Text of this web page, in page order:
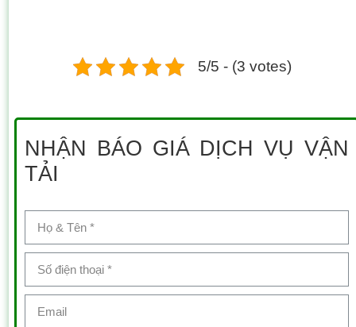
5/5 - (3 votes)
NHẬN BÁO GIÁ DỊCH VỤ VẬN
TẢI